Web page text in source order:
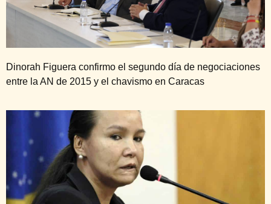
Dinorah Figuera confirmo el segundo día de negociaciones
entre la AN de 2015 y el chavismo en Caracas